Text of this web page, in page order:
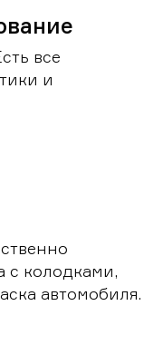
все
и
с колодками,
автомобиля.